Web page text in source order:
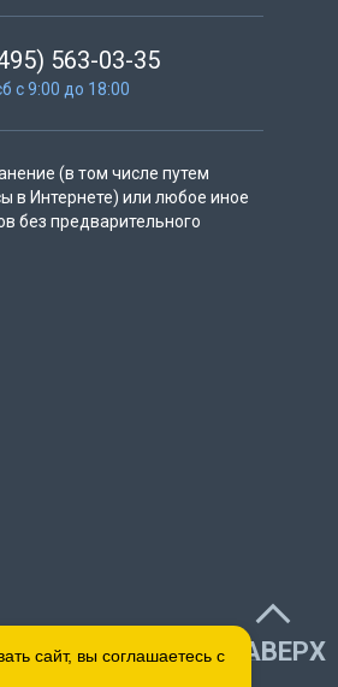
563-03-35
с 9:00 до 18:00
(в том числе путем
в Интернете) или любое иное
без предварительного
НАВЕРХ
сайт, вы соглашаетесь с